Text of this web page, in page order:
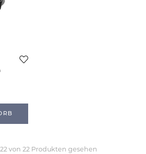
von 22 Produkten gesehen